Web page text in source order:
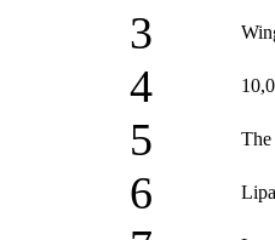
3
4
5 The
6